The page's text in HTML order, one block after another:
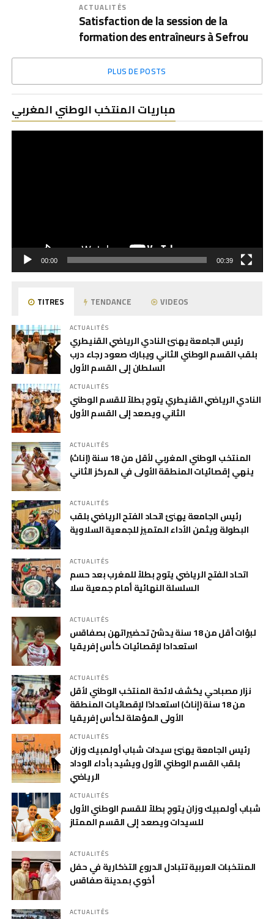
ACTUALITÉS
Satisfaction de la session de la
formation des entraîneurs à Sefrou
PLUS DE POSTS
مباريات المنتخب الوطني المغربي
00:00 00:39
TITRES TENDANCE VIDEOS
ACTUALITÉS
رئيس الجامعة يهنئ النادي الرياضي القنيطري
بلقب القسم الوطني الثاني ويبارك صعود رجاء درب
السلطان إلى القسم الأول
ACTUALITÉS
النادي الرياضي القنيطري يتوج بطلاً للقسم الوطني
الثاني ويصعد إلى القسم الأول
ACTUALITÉS
المنتخب الوطني المغربي لأقل من 18 سنة (إناث)
ينهي إقصائيات المنطقة الأولى في المركز الثاني
ACTUALITÉS
رئيس الجامعة يهنئ اتحاد الفتح الرياضي بلقب
البطولة ويثمن الأداء المتميز للجمعية السلاوية
ACTUALITÉS
اتحاد الفتح الرياضي يتوج بطلاً للمغرب بعد حسم
السلسلة النهائية أمام جمعية سلا
ACTUALITÉS
لبؤات أقل من 18 سنة يدشنّ تحضيراتهن بصفاقس
استعدادا لإقصائيات كأس إفريقيا
ACTUALITÉS
نزار مصباحي يكشف لائحة المنتخب الوطني لأقل
من 18 سنة (إناث) استعدادًا لإقصائيات المنطقة
الأولى المؤهلة لكأس إفريقيا
ACTUALITÉS
رئيس الجامعة يهنئ سيدات شباب أولمبيك وزان
بلقب القسم الوطني الأول ويشيد بأداء الوداد
الرياضي
ACTUALITÉS
شباب أولمبيك وزان يتوج بطلاً للقسم الوطني الأول
للسيدات ويصعد إلى القسم الممتاز
ACTUALITÉS
المنتخبات العربية تتبادل الدروع التذكارية في حفل
أخوي بمدينة صفاقس
ACTUALITÉS